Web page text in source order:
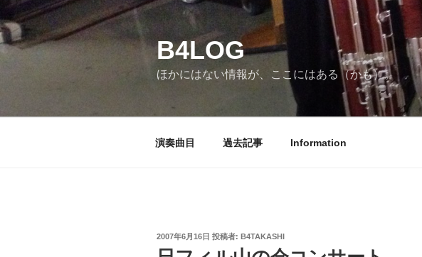
ン
テ
ン
B4LOG
ほかにはない情報が、ここにはある（かも）。
演奏曲目 過去記事 Information
投
稿
2007年6月16日 投稿者: B4TAKASHI